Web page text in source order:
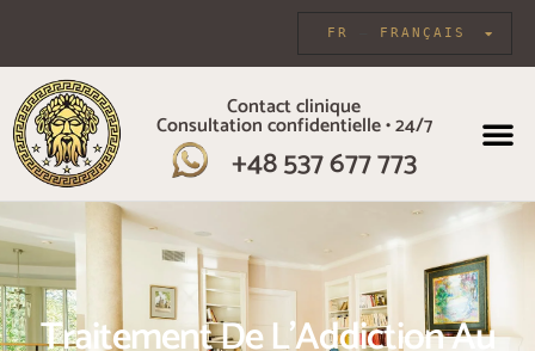
FRANÇAIS
FR
Contact clinique
Consultation confidentielle • 24/7
+48 537 677 773
Traitement De L'Addiction Au